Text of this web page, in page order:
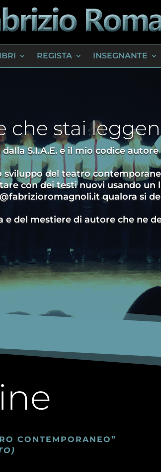
REGISTA INSEGNANTE
che stai
S.I.A.E. e il mio codice
sviluppo del teatro
con dei testi nuovi usando
qualora si
e del mestiere di autore che ne
CONTEMPORANEO”